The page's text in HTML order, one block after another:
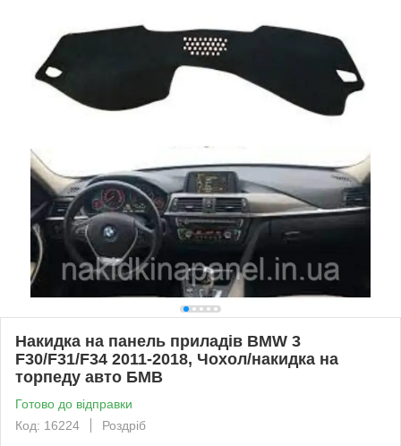
Накидка на панель приладів BMW 3
F30/F31/F34 2011-2018, Чохол/накидка на
торпеду авто БМВ
Готово до відправки
Код: 16224
Роздріб